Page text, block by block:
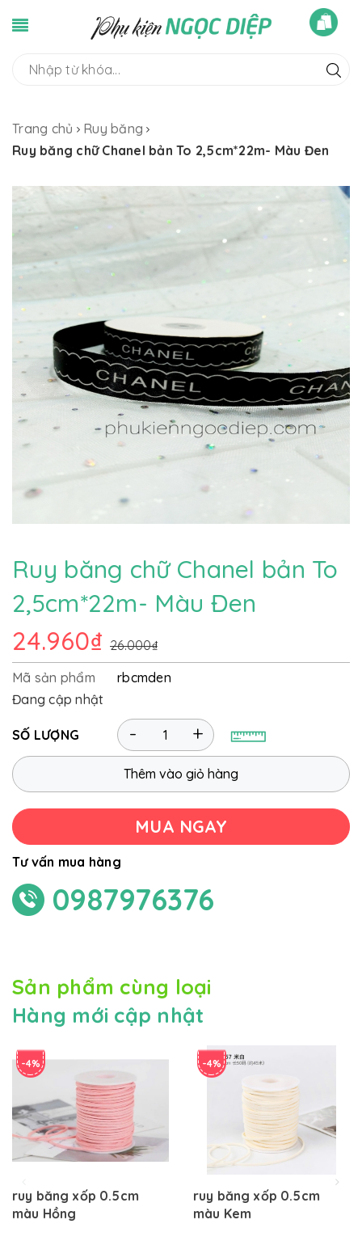
Trang chủ
Ruy băng
Ruy băng chữ Chanel bản To 2,5cm*22m- Màu Đen
Ruy băng chữ Chanel bản To
2,5cm*22m- Màu Đen
24.960₫ 26.000₫
Mã sản phẩm
rbcmden
Đang cập nhật
SỐ LƯỢNG +
-
Thêm vào giỏ hàng
MUA NGAY
Tư vấn mua hàng
0987976376
Sản phẩm cùng loại
Hàng mới cập nhật
-4%
ruy băng xốp 0.5cm
màu Hồng
-4%
ruy băng xốp 0.5cm
màu Kem